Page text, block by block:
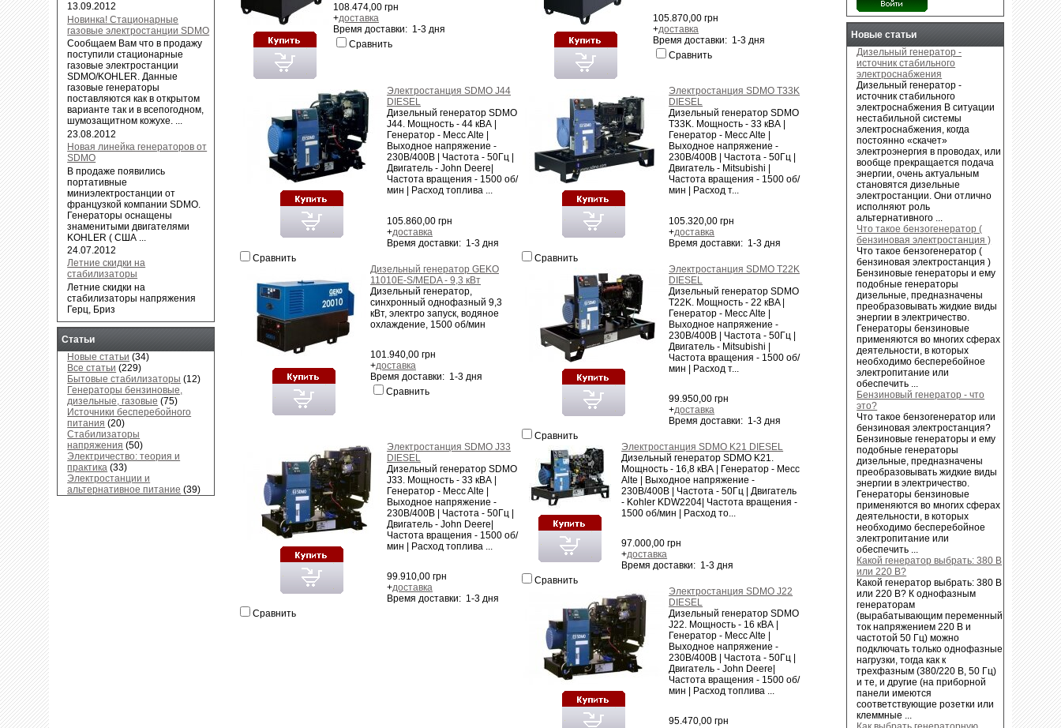
108.474,00 грн
+доставка
Время доставки: 1-3 дня
Сравнить
105.870,00 грн
+доставка
Время доставки: 1-3 дня
Сравнить
Электростанция SDMO J44
DIESEL
Дизельный генератор SDMO
J44. Мощность - 44 кВА |
Генератор - Mecc Alte |
Выходное напряжение -
230В/400В | Частота - 50Гц |
Двигатель - John Deere|
Частота вращения - 1500 об/
мин | Расход топлива ...
105.860,00 грн
+доставка
Время доставки: 1-3 дня
Сравнить
Электростанция SDMO T33K
DIESEL
Дизельный генератор SDMO
T33K. Мощность - 33 кВА |
Генератор - Mecc Alte |
Выходное напряжение -
230В/400В | Частота - 50Гц |
Двигатель - Mitsubishi |
Частота вращения - 1500 об/
мин | Расход т...
105.320,00 грн
+доставка
Время доставки: 1-3 дня
Сравнить
Дизельный генератор GEKO
11010E-S/MEDA - 9,3 кВт
Дизельный генератор,
синхронный однофазный 9,3
кВт, электро запуск, водяное
охлаждение, 1500 об/мин
101.940,00 грн
+доставка
Время доставки: 1-3 дня
Сравнить
Электростанция SDMO T22K
DIESEL
Дизельный генератор SDMO
T22K. Мощность - 22 кВA |
Генератор - Mecc Alte |
Выходное напряжение -
230В/400В | Частота - 50Гц |
Двигатель - Mitsubishi |
Частота вращения - 1500 об/
мин | Расход т...
99.950,00 грн
+доставка
Время доставки: 1-3 дня
Сравнить
Электростанция SDMO J33
DIESEL
Дизельный генератор SDMO
J33. Мощность - 33 кВА |
Генератор - Mecc Alte |
Выходное напряжение -
230В/400В | Частота - 50Гц |
Двигатель - John Deere|
Частота вращения - 1500 об/
мин | Расход топлива ...
99.910,00 грн
+доставка
Время доставки: 1-3 дня
Сравнить
Электростанция SDMO K21 DIESEL
Дизельный генератор SDMO K21.
Мощность - 16,8 кВА | Генератор - Mecc
Alte | Выходное напряжение -
230В/400В | Частота - 50Гц | Двигатель
- Kohler KDW2204| Частота вращения -
1500 об/мин | Расход то...
97.000,00 грн
+доставка
Время доставки: 1-3 дня
Сравнить
Электростанция SDMO J22
DIESEL
Дизельный генератор SDMO
J22. Мощность - 16 кВА |
Генератор - Mecc Alte |
Выходное напряжение -
230В/400В | Частота - 50Гц |
Двигатель - John Deere|
Частота вращения - 1500 об/
мин | Расход топлива ...
95.470,00 грн
13.09.2012
Новинка! Стационарные
газовые электростанции SDMO
Сообщаем Вам что в продажу
поступили стационарные
газовые электростанции
SDMO/KOHLER. Данные
газовые генераторы
поставляются как в открытом
варианте так и в всепогодном,
шумозащитном кожухе. ...
23.08.2012
Новая линейка генераторов от
SDMO
В продаже появились
портативные
миниэлектростанции от
французкой компании SDMO.
Генераторы оснащены
знаменитыми двигателями
KOHLER ( США ...
24.07.2012
Летние скидки на
стабилизаторы
Летние скидки на
стабилизаторы напряжения
Герц, Бриз
Статьи
Новые статьи (34)
Все статьи (229)
Бытовые стабилизаторы (12)
Генераторы бензиновые,
дизельные, газовые (75)
Источники бесперебойного
питания (20)
Стабилизаторы
напряжения (50)
Электричество: теория и
практика (33)
Электростанции и
альтернативное питание (39)
Новые статьи
Дизельный генератор -
источник стабильного
электроснабжения
Дизельный генератор -
источник стабильного
электроснабжения В ситуации
нестабильной системы
электроснабжения, когда
постоянно «скачет»
электроэнергия в проводах, или
вообще прекращается подача
энергии, очень актуальным
становятся дизельные
электростанции. Они отлично
исполняют роль
альтернативного ...
Что такое бензогенератор (
бензиновая электростанция )
Что такое бензогенератор (
бензиновая электростанция )
Бензиновые генераторы и ему
подобные генераторы
дизельные, предназначены
преобразовывать жидкие виды
энергии в электричество.
Генераторы бензиновые
применяются во многих сферах
деятельности, в которых
необходимо бесперебойное
электропитание или
обеспечить ...
Бензиновый генератор - что
это?
Что такое бензогенератор или
бензиновая электростанция?
Бензиновые генераторы и ему
подобные генераторы
дизельные, предназначены
преобразовывать жидкие виды
энергии в электричество.
Генераторы бензиновые
применяются во многих сферах
деятельности, в которых
необходимо бесперебойное
электропитание или
обеспечить ...
Какой генератор выбрать: 380 В
или 220 В?
Какой генератор выбрать: 380 В
или 220 В? К однофазным
генераторам
(вырабатывающим переменный
ток напряжением 220 В и
частотой 50 Гц) можно
подключать только однофазные
нагрузки, тогда как к
трехфазным (380/220 В, 50 Гц)
и те, и другие (на приборной
панели имеются
соответствующие розетки или
клеммные ...